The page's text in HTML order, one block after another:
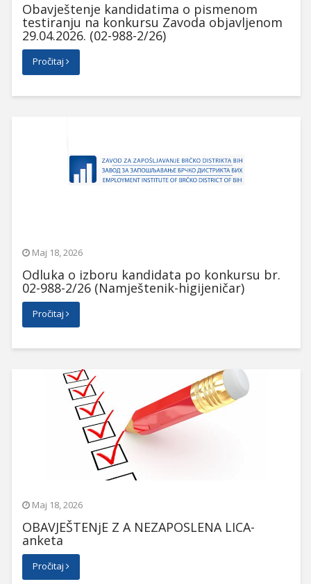
Obavještenje kandidatima o pismenom
testiranju na konkursu Zavoda objavljenom
29.04.2026. (02-988-2/26)
Pročitaj
Maj 18, 2026
Odluka o izboru kandidata po konkursu br.
02-988-2/26 (Namještenik-higijeničar)
Pročitaj
Maj 18, 2026
OBAVJEŠTENjE Z A NEZAPOSLENA LICA-
anketa
Pročitaj